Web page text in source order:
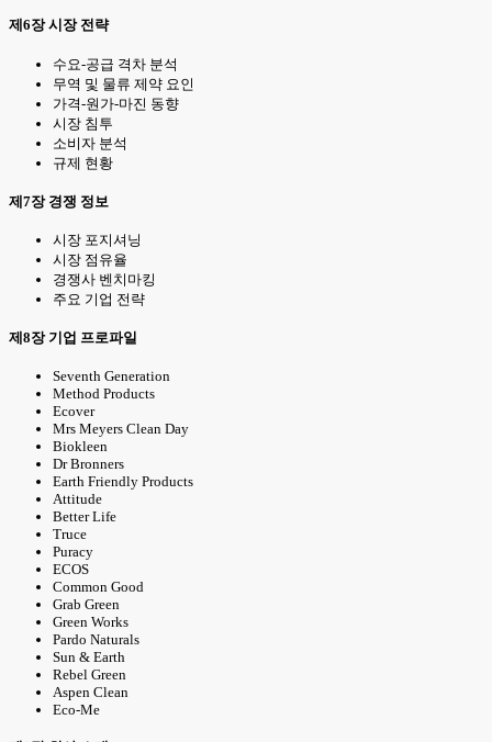
제6장 시장 전략
수요-공급 격차 분석
무역 및 물류 제약 요인
가격-원가-마진 동향
시장 침투
소비자 분석
규제 현황
제7장 경쟁 정보
시장 포지셔닝
시장 점유율
경쟁사 벤치마킹
주요 기업 전략
제8장 기업 프로파일
Seventh Generation
Method Products
Ecover
Mrs Meyers Clean Day
Biokleen
Dr Bronners
Earth Friendly Products
Attitude
Better Life
Truce
Puracy
ECOS
Common Good
Grab Green
Green Works
Pardo Naturals
Sun & Earth
Rebel Green
Aspen Clean
Eco-Me